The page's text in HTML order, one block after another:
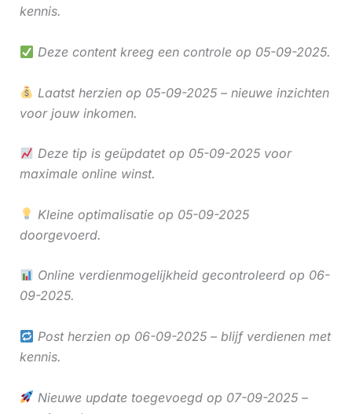
kennis.
Deze content kreeg een controle op 05-09-2025.
Laatst herzien op 05-09-2025 – nieuwe inzichten
voor jouw inkomen.
Deze tip is geüpdatet op 05-09-2025 voor
maximale online winst.
Kleine optimalisatie op 05-09-2025
doorgevoerd.
Online verdienmogelijkheid gecontroleerd op 06-
09-2025.
Post herzien op 06-09-2025 – blijf verdienen met
kennis.
Nieuwe update toegevoegd op 07-09-2025 –